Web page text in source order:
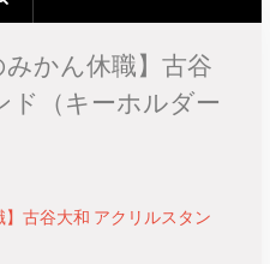
みかん休職】古谷
ド（キーホルダー
】古谷大和 アクリルスタン